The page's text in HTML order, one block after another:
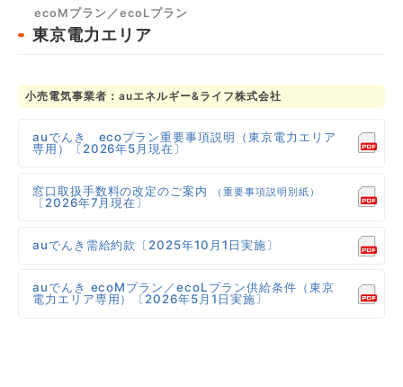
ecoMプラン／ecoLプラン
東京電力エリア
小売電気事業者：auエネルギー&ライフ株式会社
auでんき ecoプラン重要事項説明（東京電力エリア
専用）〔2026年5月現在〕
窓口取扱手数料の改定のご案内 （重要事項説明別紙）
〔2026年7月現在〕
auでんき需給約款〔2025年10月1日実施〕
auでんき ecoMプラン／ecoLプラン供給条件（東京
電力エリア専用）〔2026年5月1日実施〕